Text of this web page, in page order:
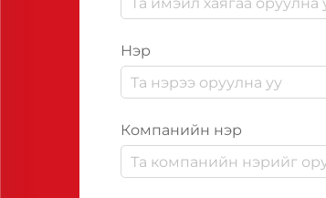
Нэр
Компанийн нэр